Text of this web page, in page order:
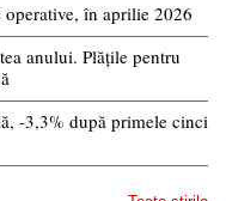
în aprilie 2026
anului. Plățile pentru
-3,3% după primele cinci